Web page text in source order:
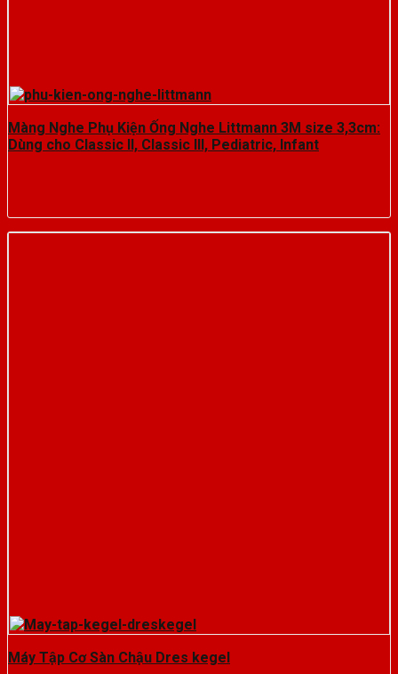
Màng Nghe Phụ Kiện Ống Nghe Littmann 3M size 3,3cm:
Dùng cho Classic II, Classic III, Pediatric, Infant
Máy Tập Cơ Sàn Chậu Dres kegel